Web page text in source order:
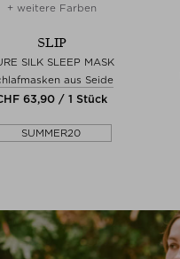
+ weitere Farben
SLIP
SILK SLEEP MASK
aus Seide
63,90 / 1 Stück
SUMMER20